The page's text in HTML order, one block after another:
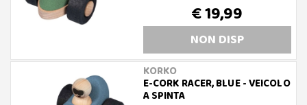
€ 19,99
NON DISP
KORKO
E-CORK RACER, BLUE - VEICOLO
A SPINTA